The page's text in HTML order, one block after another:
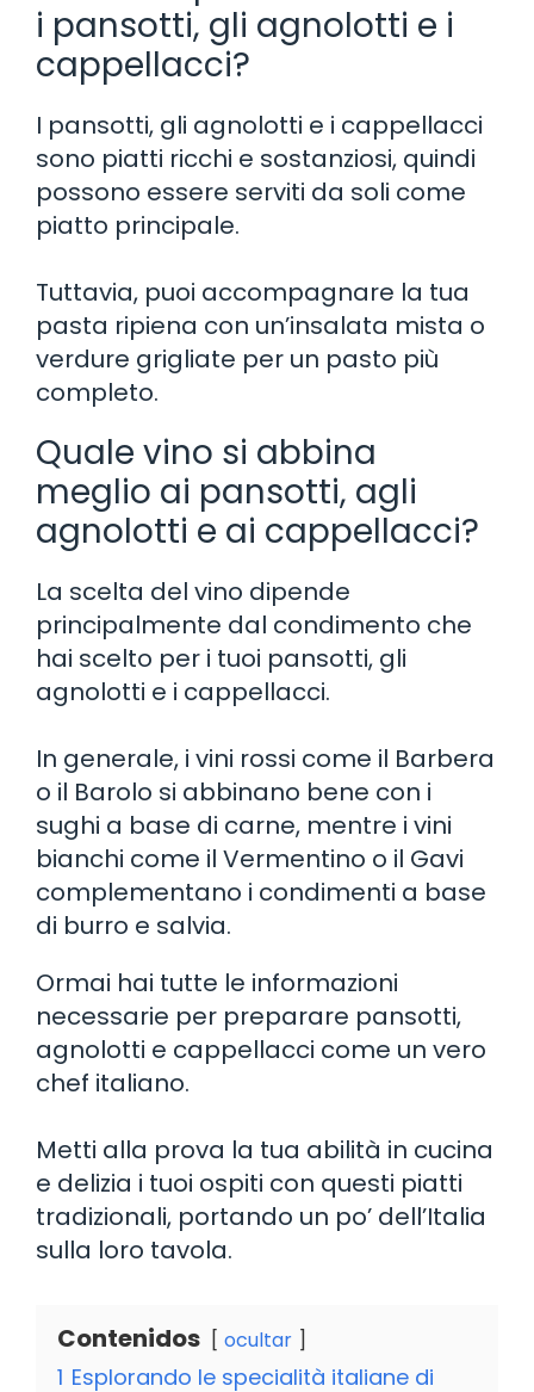
i pansotti, gli agnolotti e i
cappellacci?
I pansotti, gli agnolotti e i cappellacci
sono piatti ricchi e sostanziosi, quindi
possono essere serviti da soli come
piatto principale.
Tuttavia, puoi accompagnare la tua
pasta ripiena con un’insalata mista o
verdure grigliate per un pasto più
completo.
Quale vino si abbina
meglio ai pansotti, agli
agnolotti e ai cappellacci?
La scelta del vino dipende
principalmente dal condimento che
hai scelto per i tuoi pansotti, gli
agnolotti e i cappellacci.
In generale, i vini rossi come il Barbera
o il Barolo si abbinano bene con i
sughi a base di carne, mentre i vini
bianchi come il Vermentino o il Gavi
complementano i condimenti a base
di burro e salvia.
Ormai hai tutte le informazioni
necessarie per preparare pansotti,
agnolotti e cappellacci come un vero
chef italiano.
Metti alla prova la tua abilità in cucina
e delizia i tuoi ospiti con questi piatti
tradizionali, portando un po’ dell’Italia
sulla loro tavola.
Contenidos ocultar
1 Esplorando le specialità italiane di